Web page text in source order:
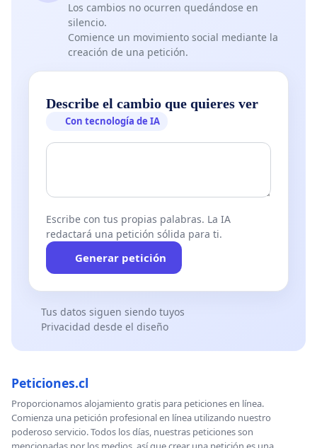
Los cambios no ocurren quedándose en
silencio.
Comience un movimiento social mediante la
creación de una petición.
Describe el cambio que quieres ver
Con tecnología de IA
Escribe con tus propias palabras. La IA
redactará una petición sólida para ti.
Generar petición
Tus datos siguen siendo tuyos
Privacidad desde el diseño
Peticiones.cl
Proporcionamos alojamiento gratis para peticiones en línea.
Comienza una petición profesional en línea utilizando nuestro
poderoso servicio. Todos los días, nuestras peticiones son